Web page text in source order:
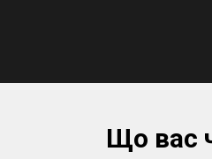
Що вас